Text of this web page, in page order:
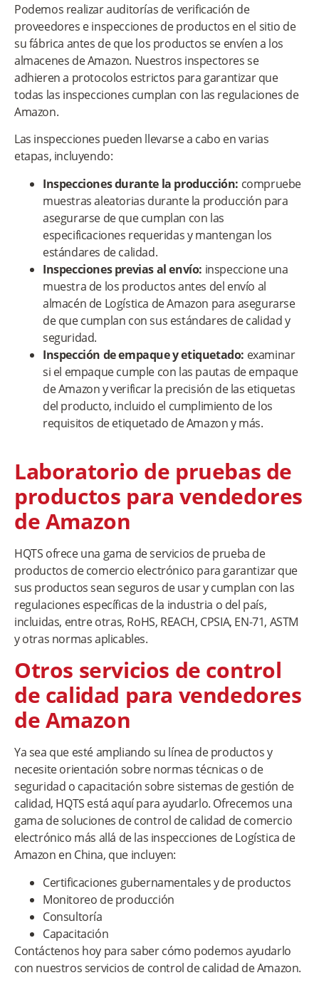
Podemos realizar auditorías de verificación de
proveedores e inspecciones de productos en el sitio de
su fábrica antes de que los productos se envíen a los
almacenes de Amazon. Nuestros inspectores se
adhieren a protocolos estrictos para garantizar que
todas las inspecciones cumplan con las regulaciones de
Amazon.
Las inspecciones pueden llevarse a cabo en varias
etapas, incluyendo:
Inspecciones durante la producción: compruebe
muestras aleatorias durante la producción para
asegurarse de que cumplan con las
especificaciones requeridas y mantengan los
estándares de calidad.
Inspecciones previas al envío: inspeccione una
muestra de los productos antes del envío al
almacén de Logística de Amazon para asegurarse
de que cumplan con sus estándares de calidad y
seguridad.
Inspección de empaque y etiquetado: examinar
si el empaque cumple con las pautas de empaque
de Amazon y verificar la precisión de las etiquetas
del producto, incluido el cumplimiento de los
requisitos de etiquetado de Amazon y más.
Laboratorio de pruebas de
productos para vendedores
de Amazon
HQTS ofrece una gama de servicios de prueba de
productos de comercio electrónico para garantizar que
sus productos sean seguros de usar y cumplan con las
regulaciones específicas de la industria o del país,
incluidas, entre otras, RoHS, REACH, CPSIA, EN-71, ASTM
y otras normas aplicables.
Otros servicios de control
de calidad para vendedores
de Amazon
Ya sea que esté ampliando su línea de productos y
necesite orientación sobre normas técnicas o de
seguridad o capacitación sobre sistemas de gestión de
calidad, HQTS está aquí para ayudarlo. Ofrecemos una
gama de soluciones de control de calidad de comercio
electrónico más allá de las inspecciones de Logística de
Amazon en China, que incluyen:
Certificaciones gubernamentales y de productos
Monitoreo de producción
Consultoría
Capacitación
Contáctenos hoy para saber cómo podemos ayudarlo
con nuestros servicios de control de calidad de Amazon.